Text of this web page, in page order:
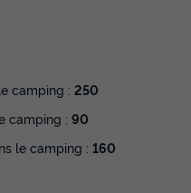
camping : 250
camping : 90
le camping : 160